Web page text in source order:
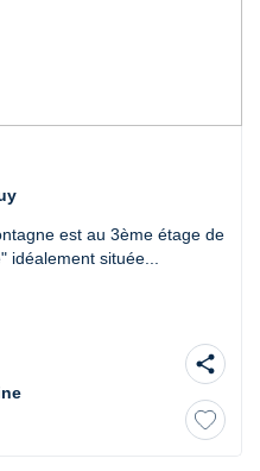
est au 3ème étage de
idéalement située...
share